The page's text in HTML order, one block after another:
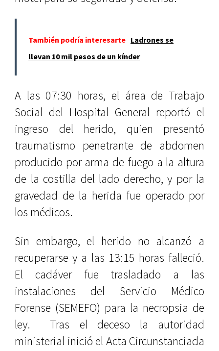
También podría interesarte Ladrones se
llevan 10 mil pesos de un kínder
A las 07:30 horas, el área de Trabajo
Social del Hospital General reportó el
ingreso del herido, quien presentó
traumatismo penetrante de abdomen
producido por arma de fuego a la altura
de la costilla del lado derecho, y por la
gravedad de la herida fue operado por
los médicos.
Sin embargo, el herido no alcanzó a
recuperarse y a las 13:15 horas falleció.
El cadáver fue trasladado a las
instalaciones del Servicio Médico
Forense (SEMEFO) para la necropsia de
ley. Tras el deceso la autoridad
ministerial inició el Acta Circunstanciada